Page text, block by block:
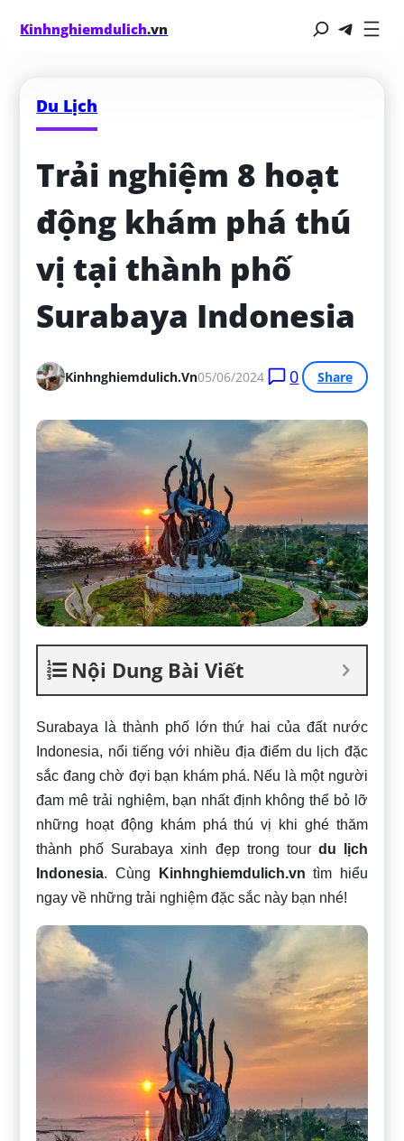
Kinhnghiemdulich.vn
Du Lịch
Trải nghiệm 8 hoạt
động khám phá thú
vị tại thành phố
Surabaya Indonesia
Kinhnghiemdulich.vn05/06/2024 0 Share
Nội Dung Bài Viết
Surabaya là thành phố lớn thứ hai của đất nước
Indonesia, nổi tiếng với nhiều địa điểm du lịch đặc
sắc đang chờ đợi bạn khám phá. Nếu là một người
đam mê trải nghiệm, bạn nhất định không thể bỏ lỡ
những hoạt động khám phá thú vị khi ghé thăm
thành phố Surabaya xinh đẹp trong tour du lịch
Indonesia. Cùng Kinhnghiemdulich.vn tìm hiểu
ngay về những trải nghiệm đặc sắc này bạn nhé!